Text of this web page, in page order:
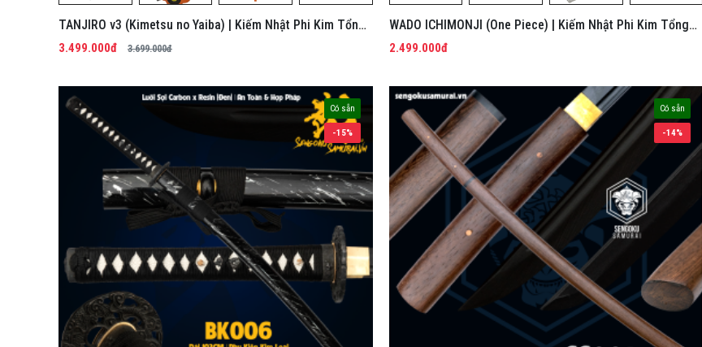
TANJIRO v3 (Kimetsu no Yaiba) | Kiếm Nhật Phi Kim Tổng
Hợp
3.499.000đ 3.699.000đ
WADO ICHIMONJI (One Piece) | Kiếm Nhật Phi Kim Tổng
Hợp
2.499.000đ
Có sẵn
-15%
Có sẵn
-14%